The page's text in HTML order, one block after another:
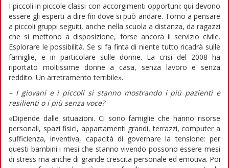
I piccoli in piccole classi con accorgimenti opportuni: qui devono
essere gli esperti a dire fin dove si può andare. Torno a pensare
a piccoli gruppi seguiti, anche nella scuola a distanza, da ragazzi
che si mettono a disposizione, forse ancora il servizio civile.
Esplorare le possibilità. Se si fa finta di niente tutto ricadrà sulle
famiglie, e in particolare sulle donne. La crisi del 2008 ha
riportato moltissime donne a casa, senza lavoro e senza
reddito. Un arretramento terribile».
– I giovani e i piccoli si stanno mostrando i più pazienti e
resilienti o i più senza voce?
«Dipende dalle situazioni. Ci sono famiglie che hanno risorse
personali, spazi fisici, appartamenti grandi, terrazzi, computer a
sufficienza, inventiva, capacità di governare la tensione: per
questi bambini i mesi che stanno vivendo possono essere mesi
di stress ma anche di grande crescita personale ed emotiva. Poi